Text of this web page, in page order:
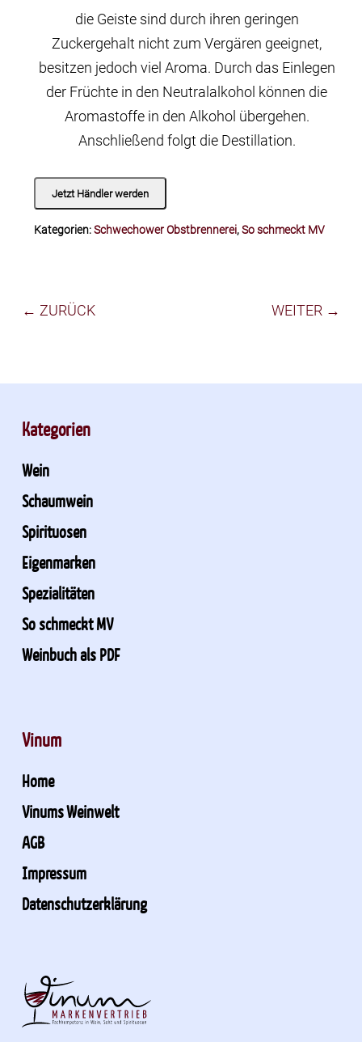
die Geiste sind durch ihren geringen
Zuckergehalt nicht zum Vergären geeignet,
besitzen jedoch viel Aroma. Durch das Einlegen
der Früchte in den Neutralalkohol können die
Aromastoffe in den Alkohol übergehen.
Anschließend folgt die Destillation.
Jetzt Händler werden
Kategorien:Schwechower Obstbrennerei,So schmeckt MV
← ZURÜCK WEITER →
Kategorien
Wein
Schaumwein
Spirituosen
Eigenmarken
Spezialitäten
So schmeckt MV
Weinbuch als PDF
Vinum
Home
Vinums Weinwelt
AGB
Impressum
Datenschutzerklärung